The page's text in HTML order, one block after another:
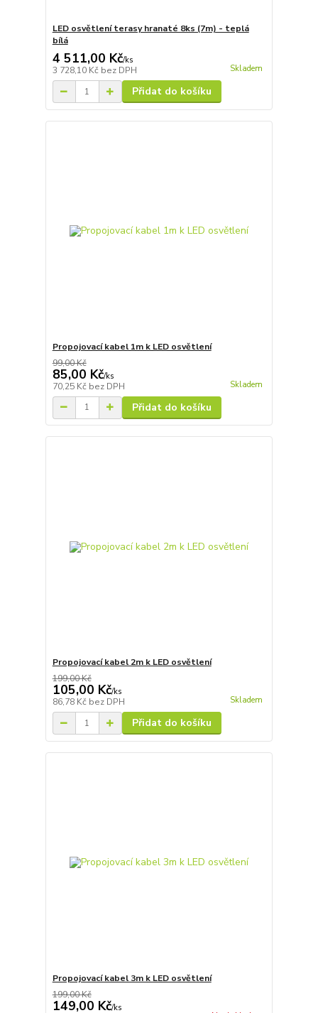
LED osvětlení terasy hranaté 8ks (7m) - teplá
bílá
4 511,00 Kč/ks
3 728,10 Kč bez DPH Skladem
Přidat do košíku
Propojovací kabel 1m k LED osvětlení
99,00 Kč
85,00 Kč/ks
70,25 Kč bez DPH Skladem
Přidat do košíku
Propojovací kabel 2m k LED osvětlení
199,00 Kč
105,00 Kč/ks
86,78 Kč bez DPH Skladem
Přidat do košíku
Propojovací kabel 3m k LED osvětlení
199,00 Kč
149,00 Kč/ks